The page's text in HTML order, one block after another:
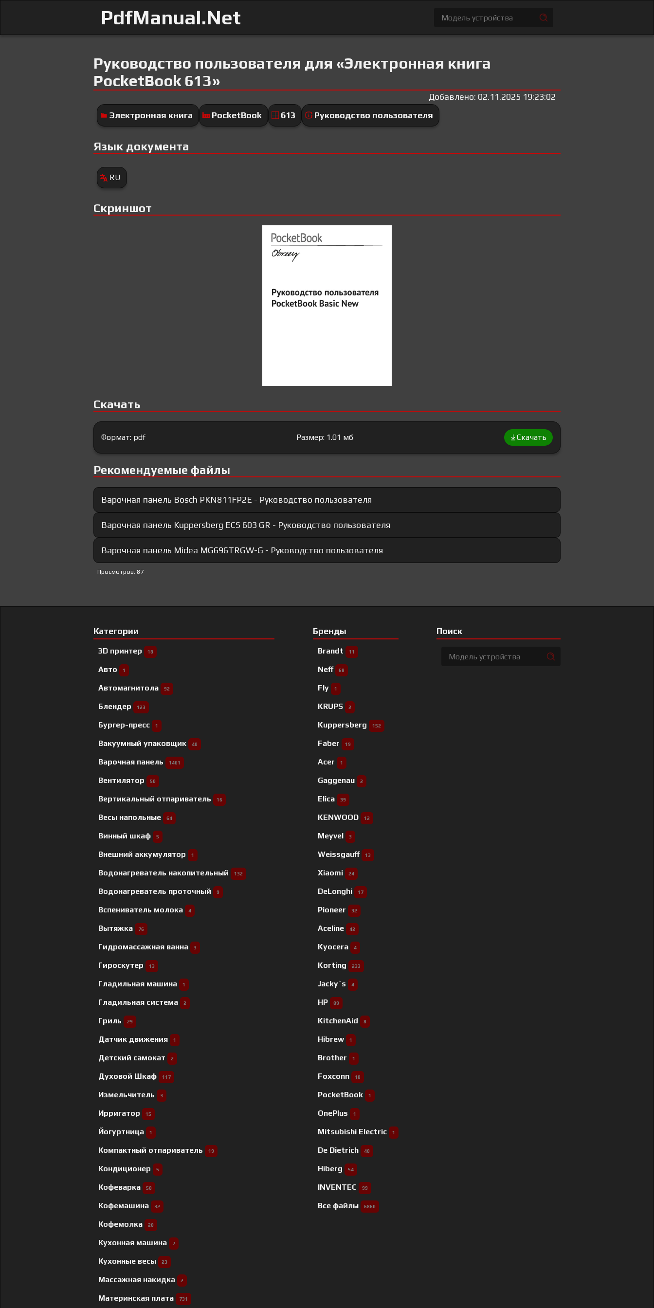
PdfManual.Net
Руководство пользователя для «Электронная книга
PocketBook 613»
Добавлено: 02.11.2025 19:23:02
Электронная книга
PocketBook 613 Руководство пользователя
Язык документа
RU
Скриншот
Скачать
Формат: pdf Размер: 1.01 мб Скачать
Рекомендуемые файлы
Варочная панель Bosch PKN811FP2E - Руководство пользователя
Варочная панель Kuppersberg ECS 603 GR - Руководство пользователя
Варочная панель Midea MG696TRGW-G - Руководство пользователя
Просмотров: 87
Категории
3D принтер 18
Авто 1
Автомагнитола 92
Блендер 123
Бургер-пресс 1
Вакуумный упаковщик 40
Варочная панель 1461
Вентилятор 50
Вертикальный отпариватель 16
Весы напольные 64
Винный шкаф 5
Внешний аккумулятор 1
Водонагреватель накопительный 132
Водонагреватель проточный 9
Вспениватель молока 4
Вытяжка 76
Гидромассажная ванна 3
Гироскутер 13
Гладильная машина 1
Гладильная система 2
Гриль 29
Датчик движения 1
Детский самокат 2
Духовой Шкаф 117
Измельчитель 3
Ирригатор 15
Йогуртница 1
Компактный отпариватель 19
Кондиционер 5
Кофеварка 50
Кофемашина 32
Кофемолка 20
Кухонная машина 7
Кухонные весы 23
Массажная накидка 2
Материнская плата 731
Бренды
Brandt 11
Neff 68
Fly 1
KRUPS 2
Kuppersberg 152
Faber 19
Acer 1
Gaggenau 2
Elica 39
KENWOOD 12
Meyvel 3
Weissgauff 13
Xiaomi 24
DeLonghi 17
Pioneer 32
Aceline 42
Kyocera 4
Korting 233
Jacky`s 4
HP 89
KitchenAid 8
Hibrew 1
Brother 1
Foxconn 18
PocketBook 1
OnePlus 1
Mitsubishi Electric 1
De Dietrich 40
Hiberg 54
INVENTEC 99
Все файлы 6860
Поиск